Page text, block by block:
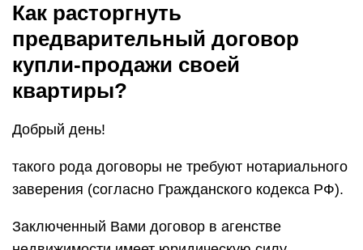
Как расторгнуть
предварительный договор
купли-продажи своей
квартиры?
Добрый день!
такого рода договоры не требуют нотариального
заверения (согласно Гражданского кодекса РФ).
Заключенный Вами договор в агенстве